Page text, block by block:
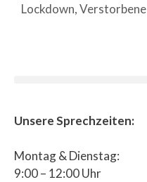
Lockdown,Verstorbene
Unsere Sprechzeiten:
Montag & Dienstag:
9:00 – 12:00 Uhr